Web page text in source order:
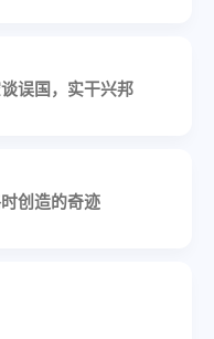
误国，实干兴邦
创造的奇迹